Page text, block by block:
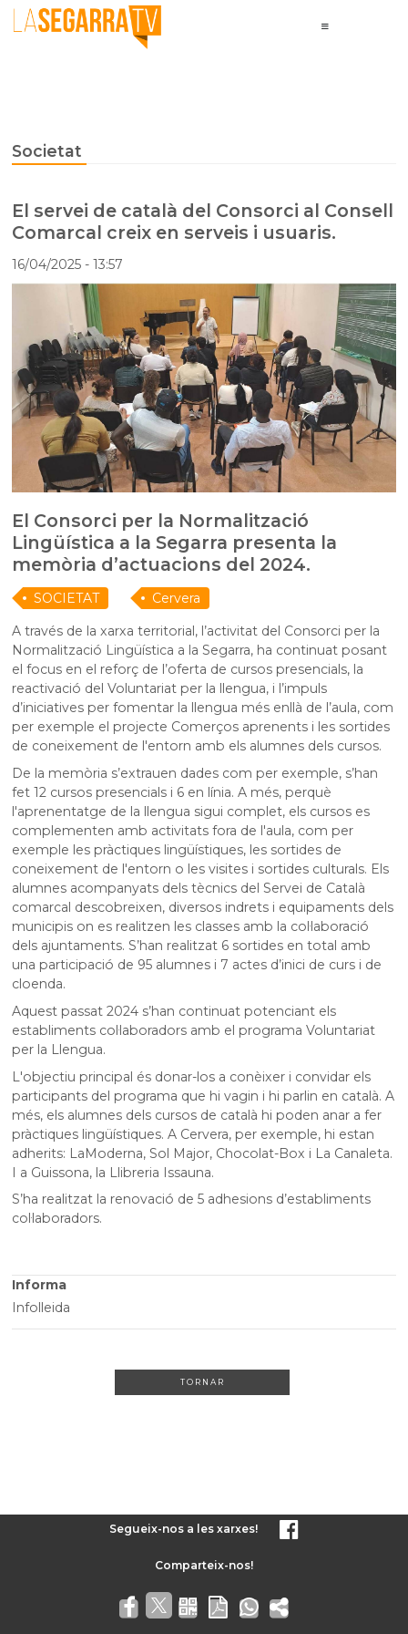
Societat
El servei de català del Consorci al Consell
Comarcal creix en serveis i usuaris.
16/04/2025- 13:57
El Consorci per la Normalització
Lingüística a la Segarra presenta la
memòria d’actuacions del 2024.
SOCIETAT
Cervera
A través de la xarxa territorial, l’activitat del Consorci per la
Normalització Lingüística a la Segarra, ha continuat posant
el focus en el reforç de l’oferta de cursos presencials, la
reactivació del Voluntariat per la llengua, i l’impuls
d’iniciatives per fomentar la llengua més enllà de l’aula, com
per exemple el projecte Comerços aprenents i les sortides
de coneixement de l'entorn amb els alumnes dels cursos.
De la memòria s’extrauen dades com per exemple, s’han
fet 12 cursos presencials i 6 en línia. A més, perquè
l'aprenentatge de la llengua sigui complet, els cursos es
complementen amb activitats fora de l'aula, com per
exemple les pràctiques lingüístiques, les sortides de
coneixement de l'entorn o les visites i sortides culturals. Els
alumnes acompanyats dels tècnics del Servei de Català
comarcal descobreixen, diversos indrets i equipaments dels
municipis on es realitzen les classes amb la col·laboració
dels ajuntaments. S’han realitzat 6 sortides en total amb
una participació de 95 alumnes i 7 actes d’inici de curs i de
cloenda.
Aquest passat 2024 s’han continuat potenciant els
establiments col·laboradors amb el programa Voluntariat
per la Llengua.
L'objectiu principal és donar-los a conèixer i convidar els
participants del programa que hi vagin i hi parlin en català. A
més, els alumnes dels cursos de català hi poden anar a fer
pràctiques lingüístiques. A Cervera, per exemple, hi estan
adherits: LaModerna, Sol Major, Chocolat-Box i La Canaleta.
I a Guissona, la Llibreria Issauna.
S’ha realitzat la renovació de 5 adhesions d’establiments
col·laboradors.
Informa
Infolleida
TORNAR
Segueix-nos a les xarxes!